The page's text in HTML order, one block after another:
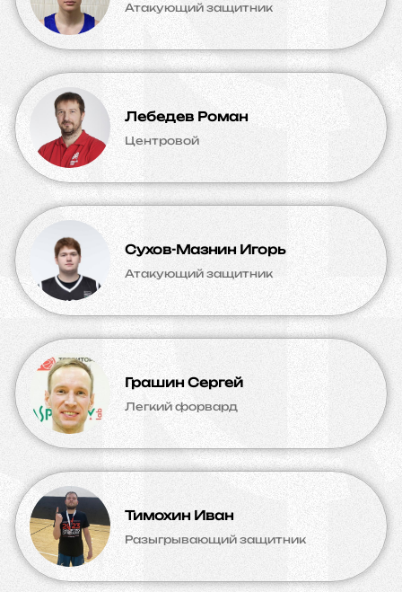
Атакующий защитник
Лебедев Роман
Центровой
Сухов-Мазнин Игорь
Атакующий защитник
Грашин Сергей
Легкий форвард
Тимохин Иван
Разыгрывающий защитник